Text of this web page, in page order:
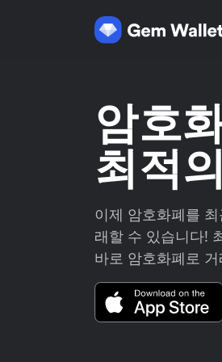
암호
최적
이제 암호화폐를
래할 수 있습니다!
바로 암호화폐로